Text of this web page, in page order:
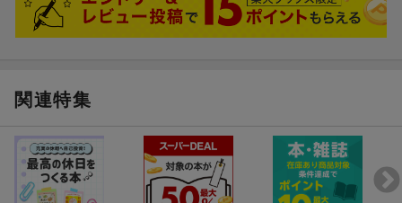
関連特集